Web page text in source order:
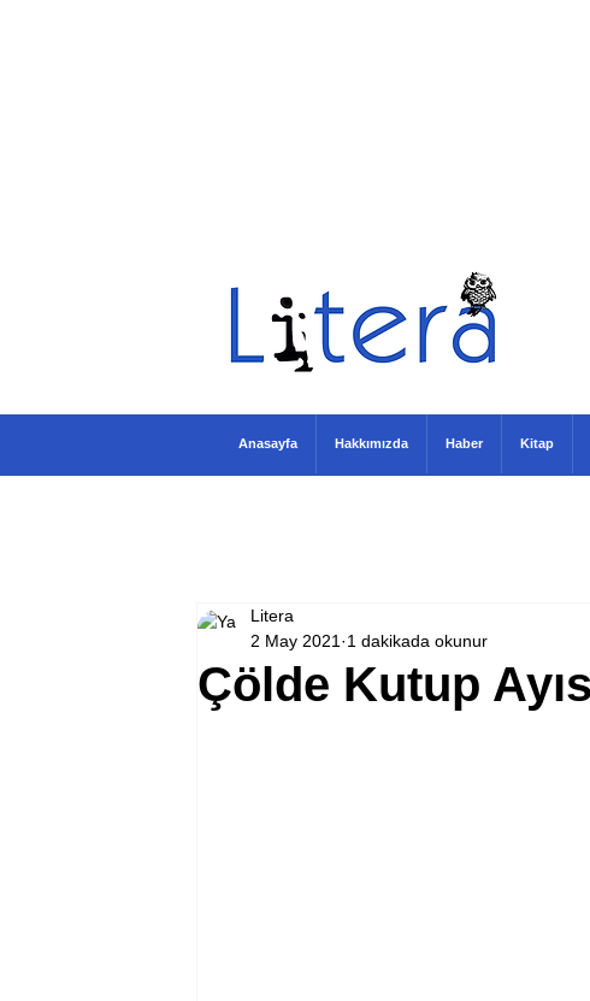
Çölde Kutup
Litera
2 May 2021 1 dakikada okunur
Anasayfa Hakkımızda Haber Kitap